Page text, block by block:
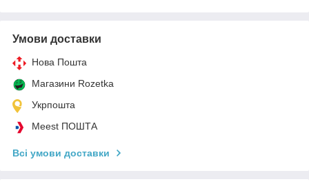
Умови доставки
Нова Пошта
Магазини Rozetka
Укрпошта
Meest ПОШТА
Всі умови доставки